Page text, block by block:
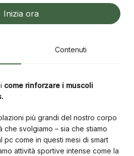
Inizia ora
Contenuti
come rinforzare i muscoli
più grandi del nostro corpo
che svolgiamo – sia che stiamo
pc come in questi mesi di smart
attività sportive intense come la